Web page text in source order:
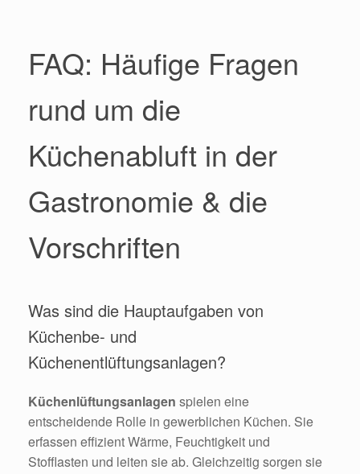
FAQ: Häufige Fragen
rund um die
Küchenabluft in der
Gastronomie & die
Vorschriften
Was sind die Hauptaufgaben von
Küchenbe- und
Küchenentlüftungsanlagen?
Küchenlüftungsanlagen spielen eine
entscheidende Rolle in gewerblichen Küchen. Sie
erfassen effizient Wärme, Feuchtigkeit und
Stofflasten und leiten sie ab. Gleichzeitig sorgen sie